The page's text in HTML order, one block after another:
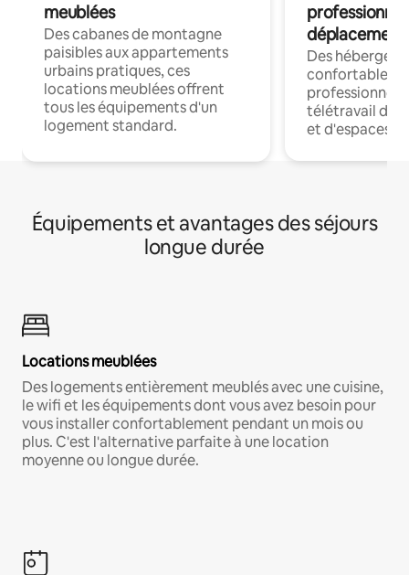
meublées
Des cabanes de montagne
paisibles aux appartements
urbains pratiques, ces
locations meublées offrent
tous les équipements d'un
logement standard.
déplacement
Des
confortables
professionnels
télétravail
et d'espaces
Équipements et avantages des séjours
longue durée
Locations meublées
Des logements entièrement meublés avec une cuisine,
le wifi et les équipements dont vous avez besoin pour
vous installer confortablement pendant un mois ou
plus. C'est l'alternative parfaite à une location
moyenne ou longue durée.